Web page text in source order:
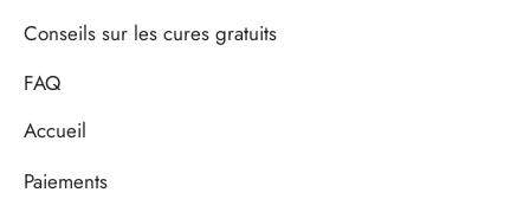
Conseils sur les cures gratuits
FAQ
Accueil
Paiements